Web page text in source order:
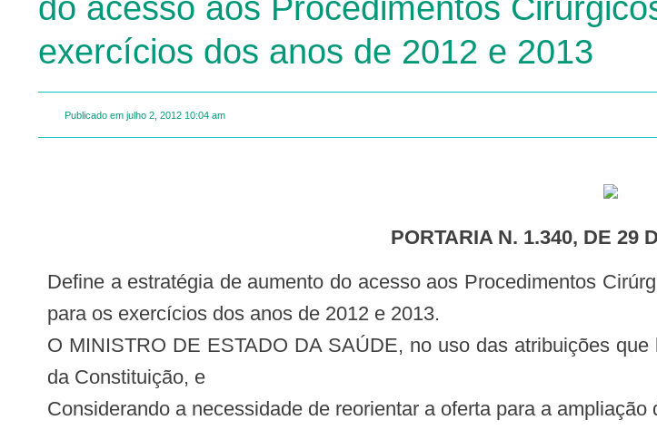
exercícios dos anos de 2012 e 2013
Publicado em julho 2, 2012 10:04 am
PORTARIA N. 1.340, DE 29
Define a estratégia de aumento do acesso aos Procedimentos Cirúrgicos Eletivos no âmbito do Sistema Único de Saúde (SUS)
para os exercícios dos anos de 2012 e 2013.
O MINISTRO DE ESTADO DA SAÚDE, no uso das atribuições
da Constituição, e
Considerando a necessidade de reorientar a oferta para a